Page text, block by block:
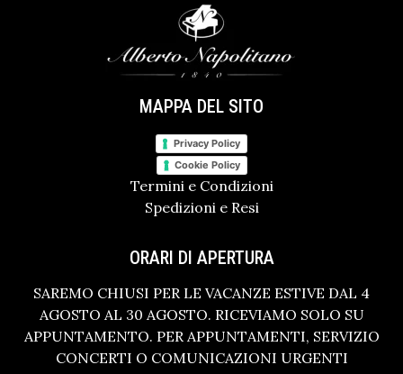
MAPPA DEL SITO
Privacy Policy
Cookie Policy
Termini e Condizioni
Spedizioni e Resi
ORARI DI APERTURA
SAREMO CHIUSI PER LE VACANZE ESTIVE DAL 4
AGOSTO AL 30 AGOSTO. RICEVIAMO SOLO SU
APPUNTAMENTO. PER APPUNTAMENTI, SERVIZIO
CONCERTI O COMUNICAZIONI URGENTI